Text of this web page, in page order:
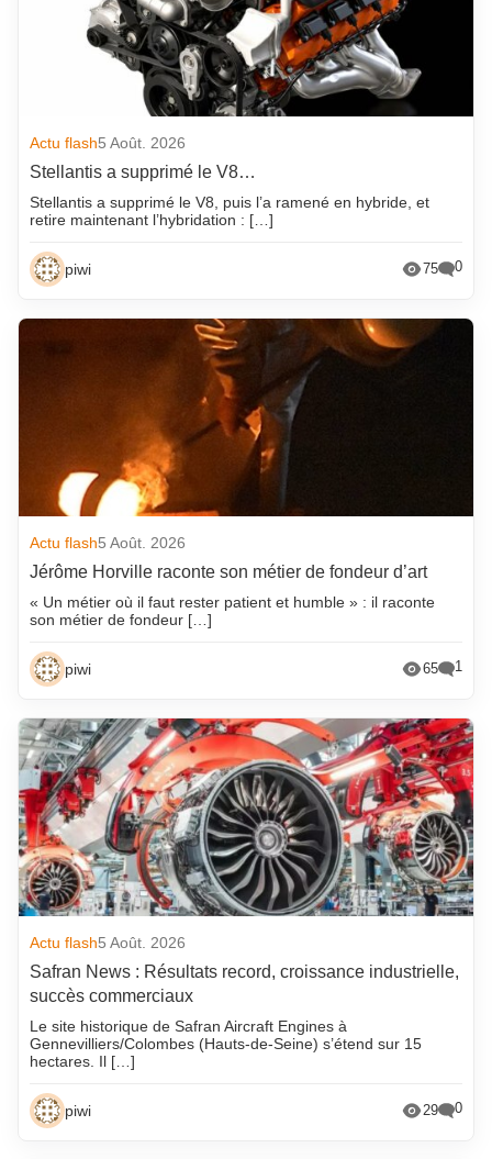
Actu flash5 Août. 2026
Stellantis a supprimé le V8…
Stellantis a supprimé le V8, puis l’a ramené en hybride, et
retire maintenant l’hybridation : […]
piwi 75 0
Actu flash5 Août. 2026
Jérôme Horville raconte son métier de fondeur d’art
« Un métier où il faut rester patient et humble » : il raconte
son métier de fondeur […]
piwi 65 1
Actu flash5 Août. 2026
Safran News : Résultats record, croissance industrielle,
succès commerciaux
Le site historique de Safran Aircraft Engines à
Gennevilliers/Colombes (Hauts-de-Seine) s’étend sur 15
hectares. Il […]
piwi 29 0